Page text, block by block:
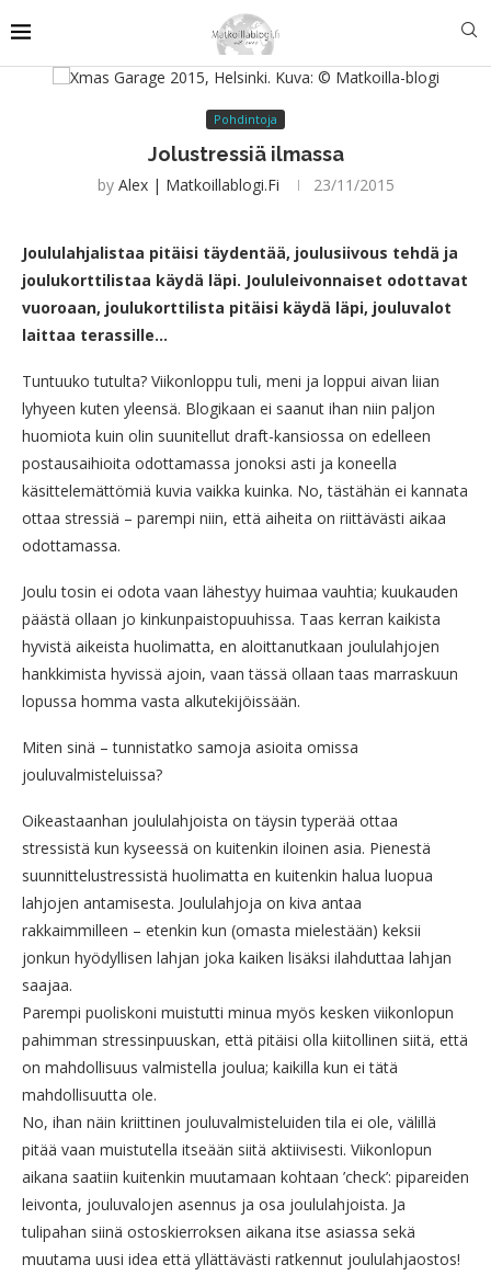
Pohdintoja
Jolustressiä ilmassa
by Alex | Matkoillablogi.fi 23/11/2015
Joululahjalistaa pitäisi täydentää, joulusiivous tehdä ja
joulukorttilistaa käydä läpi. Joululeivonnaiset odottavat
vuoroaan, joulukorttilista pitäisi käydä läpi, jouluvalot
laittaa terassille…
Tuntuuko tutulta? Viikonloppu tuli, meni ja loppui aivan liian
lyhyeen kuten yleensä. Blogikaan ei saanut ihan niin paljon
huomiota kuin olin suunitellut draft-kansiossa on edelleen
postausaihioita odottamassa jonoksi asti ja koneella
käsittelemättömiä kuvia vaikka kuinka. No, tästähän ei kannata
ottaa stressiä – parempi niin, että aiheita on riittävästi aikaa
odottamassa.
Joulu tosin ei odota vaan lähestyy huimaa vauhtia; kuukauden
päästä ollaan jo kinkunpaistopuuhissa. Taas kerran kaikista
hyvistä aikeista huolimatta, en aloittanutkaan joululahjojen
hankkimista hyvissä ajoin, vaan tässä ollaan taas marraskuun
lopussa homma vasta alkutekijöissään.
Miten sinä – tunnistatko samoja asioita omissa
jouluvalmisteluissa?
Oikeastaanhan joululahjoista on täysin typerää ottaa
stressistä kun kyseessä on kuitenkin iloinen asia. Pienestä
suunnittelustressistä huolimatta en kuitenkin halua luopua
lahjojen antamisesta. Joululahjoja on kiva antaa
rakkaimmilleen – etenkin kun (omasta mielestään) keksii
jonkun hyödyllisen lahjan joka kaiken lisäksi ilahduttaa lahjan
saajaa.
Parempi puoliskoni muistutti minua myös kesken viikonlopun
pahimman stressinpuuskan, että pitäisi olla kiitollinen siitä, että
on mahdollisuus valmistella joulua; kaikilla kun ei tätä
mahdollisuutta ole.
No, ihan näin kriittinen jouluvalmisteluiden tila ei ole, välillä
pitää vaan muistutella itseään siitä aktiivisesti. Viikonlopun
aikana saatiin kuitenkin muutamaan kohtaan ’check’: pipareiden
leivonta, jouluvalojen asennus ja osa joululahjoista. Ja
tulipahan siinä ostoskierroksen aikana itse asiassa sekä
muutama uusi idea että yllättävästi ratkennut joululahjaostos!